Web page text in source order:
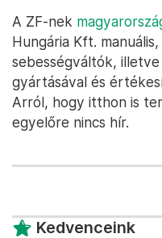
A ZF-nek
Hungária Kft.
sebességváltók,
gyártásával és
Arról, hogy itthon is
egyelőre nincs hír.
Kedvenceink